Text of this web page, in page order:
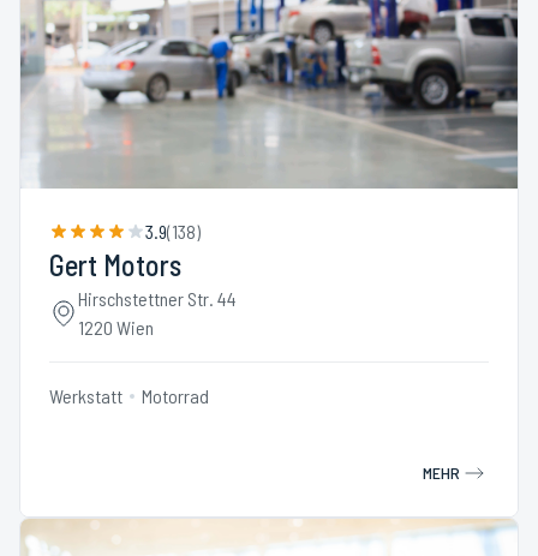
3.9(138)
Gert Motors
Hirschstettner Str. 44
1220 Wien
Werkstatt Motorrad
MEHR